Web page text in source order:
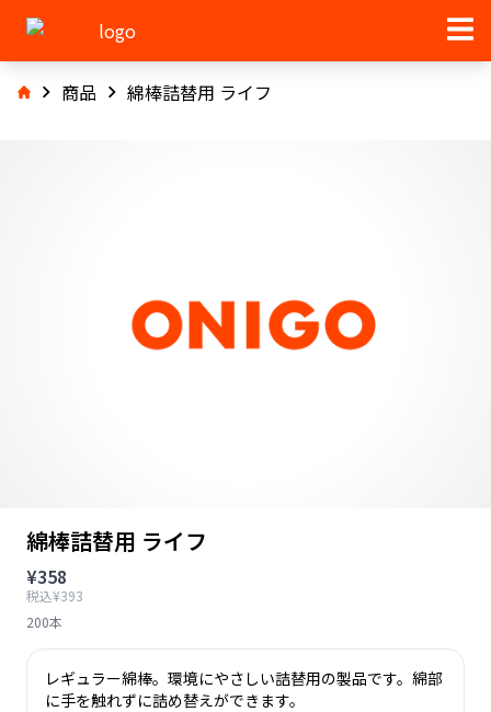
商品 綿棒詰替用 ライフ
綿棒詰替用 ライフ
¥358
税込¥393
200本
レギュラー綿棒。環境にやさしい詰替用の製品です。綿部
に手を触れずに詰め替えができます。